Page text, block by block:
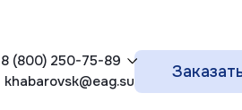
8 (800) 250-75-89
khabarovsk@eag.su